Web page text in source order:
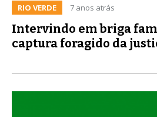
RIO VERDE 7 anos atrás
Intervindo em briga
captura foragido da